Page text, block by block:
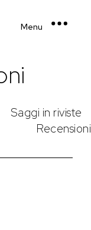
Menu
Saggi in riviste
Recensioni